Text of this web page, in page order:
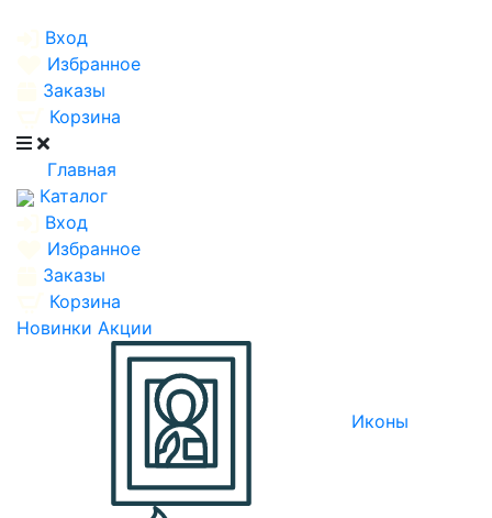
Вход
Избранное
Заказы
Корзина
Главная
Каталог
Вход
Избранное
Заказы
Корзина
Новинки Акции
Иконы